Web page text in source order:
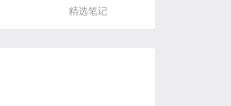
精选笔记